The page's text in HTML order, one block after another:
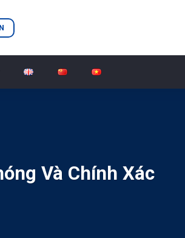
Và Chính Xác